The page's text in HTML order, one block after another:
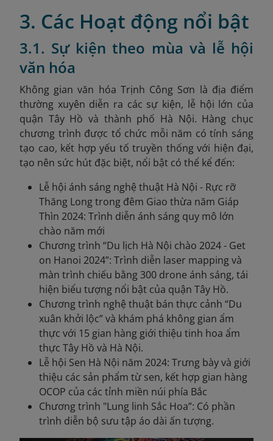
3. Các Hoạt động nổi bật
3.1. Sự kiện theo mùa và lễ hội
văn hóa
Không gian văn hóa Trịnh Công Sơn là địa điểm
thường xuyên diễn ra các sự kiện, lễ hội lớn của
quận Tây Hồ và thành phố Hà Nội. Hàng chục
chương trình được tổ chức mỗi năm có tính sáng
tạo cao, kết hợp yếu tố truyền thống với hiện đại,
tạo nên sức hút đặc biệt, nổi bật có thể kể đến:
Lễ hội ánh sáng nghệ thuật Hà Nội - Rực rỡ
Thăng Long trong đêm Giao thừa năm Giáp
Thìn 2024: Trình diễn ánh sáng quy mô lớn
chào năm mới
Chương trình “Du lịch Hà Nội chào 2024 - Get
on Hanoi 2024”: Trình diễn laser mapping và
màn trình chiếu bằng 300 drone ánh sáng, tái
hiện biểu tượng nổi bật của quận Tây Hồ.
Chương trình nghệ thuật bán thực cảnh “Du
xuân khởi lộc” và khám phá không gian ẩm
thực với 15 gian hàng giới thiệu tinh hoa ẩm
thực Tây Hồ và Hà Nội.
Lễ hội Sen Hà Nội năm 2024: Trưng bày và giới
thiệu các sản phẩm từ sen, kết hợp gian hàng
OCOP của các tỉnh miền núi phía Bắc
Chương trình "Lung linh Sắc Hoa”: Có phần
trình diễn bộ sưu tập áo dài ấn tượng.